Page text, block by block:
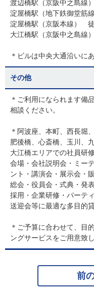
渡辺橋駅（京阪中之島線
淀屋橋駅（地下鉄御堂筋
淀屋橋駅（京阪本線）
大江橋駅（京阪中之島線
＊ビルは中央大通沿いに
その他
＊ご利用になられます備
相談ください。
＊阿波座、本町、西長堀
肥後橋、心斎橋、玉川、
大江橋エリアでの社員研
会場・会社説明会・ミー
ント・講演会・展示会・
総会・役員会・式典・発
採用・企業研修・パーテ
送迎会等に最適な多目的
＊ご予算に合わせて、目
ングサービスをご用意致
前